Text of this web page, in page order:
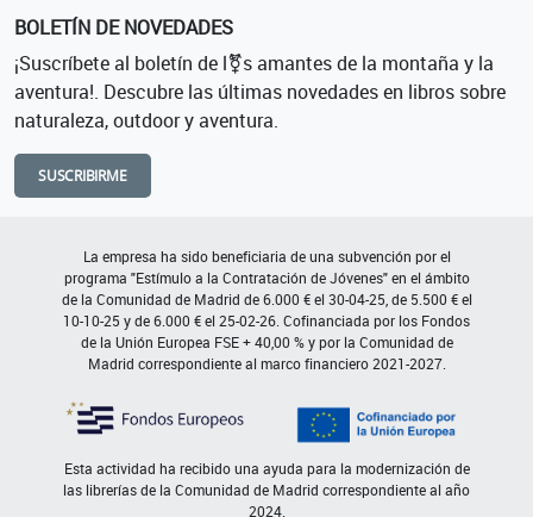
BOLETÍN DE NOVEDADES
¡Suscríbete al boletín de l⚧s amantes de la montaña y la
aventura!. Descubre las últimas novedades en libros sobre
naturaleza, outdoor y aventura.
SUSCRIBIRME
La empresa ha sido beneficiaria de una subvención por el
programa "Estímulo a la Contratación de Jóvenes" en el ámbito
de la Comunidad de Madrid de 6.000 € el 30-04-25, de 5.500 € el
10-10-25 y de 6.000 € el 25-02-26. Cofinanciada por los Fondos
de la Unión Europea FSE + 40,00 % y por la Comunidad de
Madrid correspondiente al marco financiero 2021-2027.
Esta actividad ha recibido una ayuda para la modernización de
las librerías de la Comunidad de Madrid correspondiente al año
2024.